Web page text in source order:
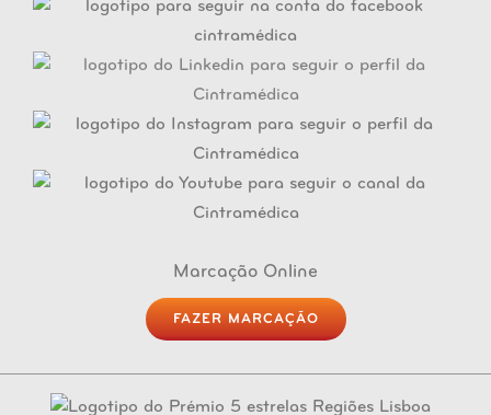
Marcação Online
FAZER MARCAÇÃO